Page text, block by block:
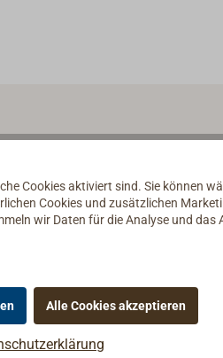
Cookies aktiviert sind. Sie können
Cookies und zusätzlichen
wir Daten für die Analyse und das
Alle Cookies akzeptieren